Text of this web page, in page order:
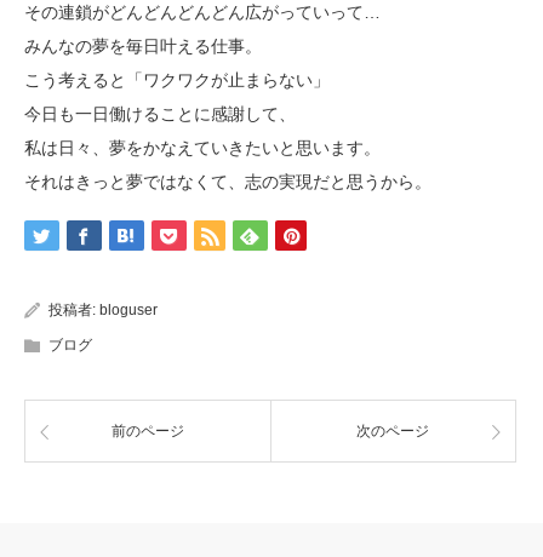
その連鎖がどんどんどんどん広がっていって…
みんなの夢を毎日叶える仕事。
こう考えると「ワクワクが止まらない」
今日も一日働けることに感謝して、
私は日々、夢をかなえていきたいと思います。
それはきっと夢ではなくて、志の実現だと思うから。
投稿者: bloguser
ブログ
前のページ 次のページ